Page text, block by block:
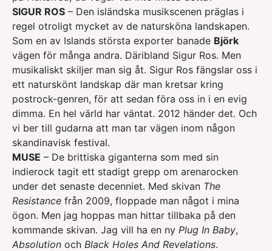
SIGUR ROS – Den isländska musikscenen präglas i
regel otroligt mycket av de natursköna landskapen.
Som en av Islands största exporter banade Björk
vägen för många andra. Däribland Sigur Ros. Men
musikaliskt skiljer man sig åt. Sigur Ros fängslar oss i
ett naturskönt landskap där man kretsar kring
postrock-genren, för att sedan föra oss in i en evig
dimma. En hel värld har väntat. 2012 händer det. Och
vi ber till gudarna att man tar vägen inom någon
skandinavisk festival.
MUSE – De brittiska giganterna som med sin
indierock tagit ett stadigt grepp om arenarocken
under det senaste decenniet. Med skivan The
Resistance från 2009, floppade man något i mina
ögon. Men jag hoppas man hittar tillbaka på den
kommande skivan. Jag vill ha en ny Plug In Baby,
Absolution och Black Holes And Revelations.